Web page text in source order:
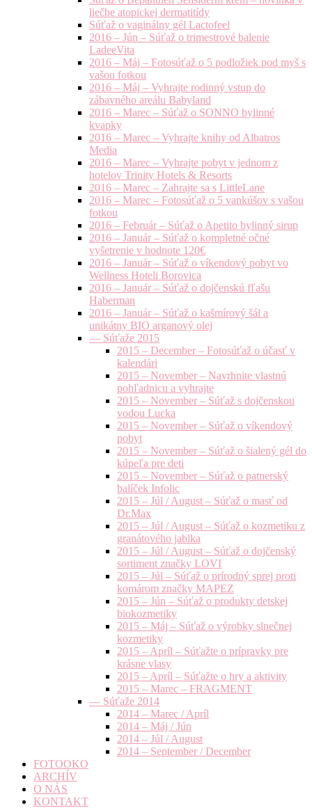
liečbe atopickej dermatitídy
Súťaž o vaginálny gél Lactofeel
2016 – Jún – Súťaž o trimestrové balenie
LadeeVita
2016 – Máj – Fotosúťaž o 5 podložiek pod myš s
vašou fotkou
2016 – Máj – Vyhrajte rodinný vstup do
zábavného areálu Babyland
2016 – Marec – Súťaž o SONNO bylinné
kvapky
2016 – Marec – Vyhrajte knihy od Albatros
Media
2016 – Marec – Vyhrajte pobyt v jednom z
hotelov Trinity Hotels & Resorts
2016 – Marec – Zahrajte sa s LittleLane
2016 – Marec – Fotosúťaž o 5 vankúšov s vašou
fotkou
2016 – Február – Súťaž o Apetito bylinný sirup
2016 – Január – Súťaž o kompletné očné
vyšetrenie v hodnote 120€
2016 – Január – Súťaž o víkendový pobyt vo
Wellness Hoteli Borovica
2016 – Január – Súťaž o dojčenskú fľašu
Haberman
2016 – Január – Súťaž o kašmírový šál a
unikátny BIO arganový olej
— Súťaže 2015
2015 – December – Fotosúťaž o účasť v
kalendári
2015 – November – Navrhnite vlastnú
pohľadnicu a vyhrajte
2015 – November – Súťaž s dojčenskou
vodou Lucka
2015 – November – Súťaž o víkendový
pobyt
2015 – November – Súťaž o šialený gél do
kúpeľa pre deti
2015 – November – Súťaž o patnerský
balíček Infolic
2015 – Júl / August – Súťaž o masť od
Dr.Max
2015 – Júl / August – Súťaž o kozmetiku z
granátového jablka
2015 – Júl / August – Súťaž o dojčenský
sortiment značky LOVI
2015 – Júl – Súťaž o prírodný sprej proti
komárom značky MAPEZ
2015 – Jún – Súťaž o produkty detskej
biokozmetiky
2015 – Máj – Súťaž o výrobky slnečnej
kozmetiky
2015 – Apríl – Súťažte o prípravky pre
krásne vlasy
2015 – Apríl – Súťažte o hry a aktivity
2015 – Marec – FRAGMENT
— Súťaže 2014
2014 – Marec / Apríl
2014 – Máj / Jún
2014 – Júl / August
2014 – September / December
FOTOOKO
ARCHÍV
O NÁS
KONTAKT